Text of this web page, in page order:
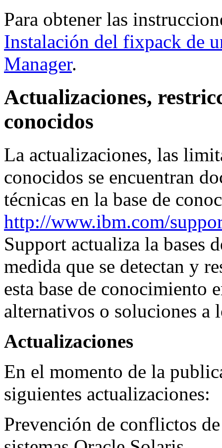
Para obtener las
Instalación del fixpack de
Manager.
Actualizaciones,
conocidos
La actualizaciones, las
conocidos se encuentran
técnicas en la base de
http://www.ibm.com/
Support actualiza la bases
medida que se detectan y
esta base de conocimiento
alternativos o soluciones a
Actualizaciones
En el momento de la
siguientes actualizaciones:
Prevención de conflictos